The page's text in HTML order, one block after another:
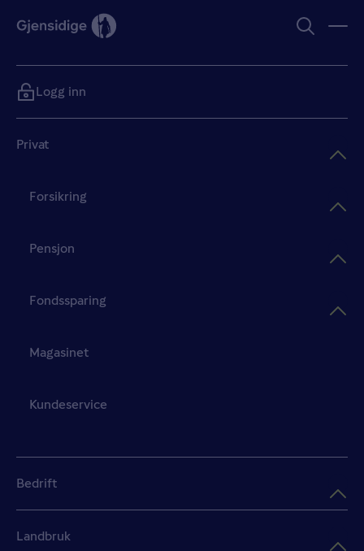
Privat
Forsikring
Pensjon
Fondssparing
Magasinet
Kundeservice
Bedrift
Landbruk
Logg inn